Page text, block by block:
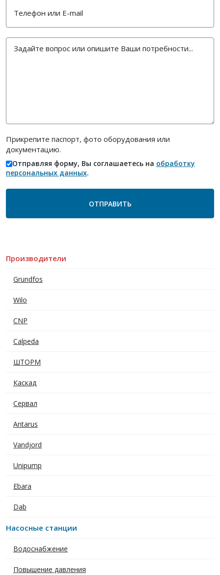
Производители
Grundfos
Wilo
CNP
Calpeda
ШТОРМ
Каскад
Сервал
Antarus
Vandjord
Unipump
Ebara
Dab
Насосные станции
Водоснабжение
Повышение давления
Прикрепите паспорт, фото оборудования или
документацию.
Отправляя форму, Вы соглашаетесь на обработку
персональных данных.